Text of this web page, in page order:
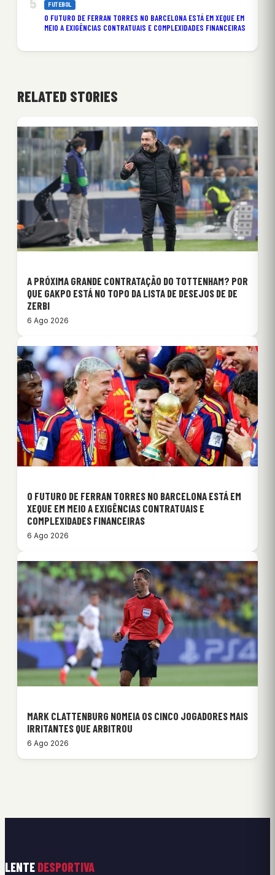
FUTEBOL
O FUTURO DE FERRAN TORRES NO BARCELONA ESTÁ EM XEQUE EM
MEIO A EXIGÊNCIAS CONTRATUAIS E COMPLEXIDADES FINANCEIRAS
RELATED STORIES
A PRÓXIMA GRANDE CONTRATAÇÃO DO TOTTENHAM? POR
QUE GAKPO ESTÁ NO TOPO DA LISTA DE DESEJOS DE DE
ZERBI
6 Ago 2026
O FUTURO DE FERRAN TORRES NO BARCELONA ESTÁ EM
XEQUE EM MEIO A EXIGÊNCIAS CONTRATUAIS E
COMPLEXIDADES FINANCEIRAS
6 Ago 2026
MARK CLATTENBURG NOMEIA OS CINCO JOGADORES MAIS
IRRITANTES QUE ARBITROU
6 Ago 2026
LENTE DESPORTIVA